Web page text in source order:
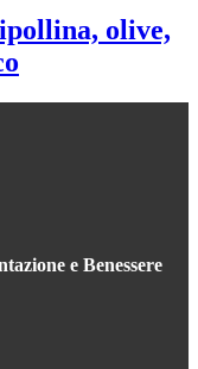
olive,
e Benessere